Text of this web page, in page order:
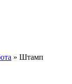
» Штамп